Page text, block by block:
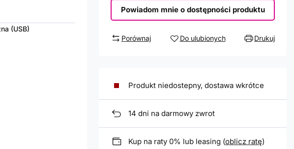
(USB)
Powiadom mnie o dostępności produktu
Porównaj Do ulubionych Drukuj
Produkt niedostepny, dostawa wkrótce
14 dni na darmowy zwrot
Kup na raty 0% lub leasing (oblicz ratę)